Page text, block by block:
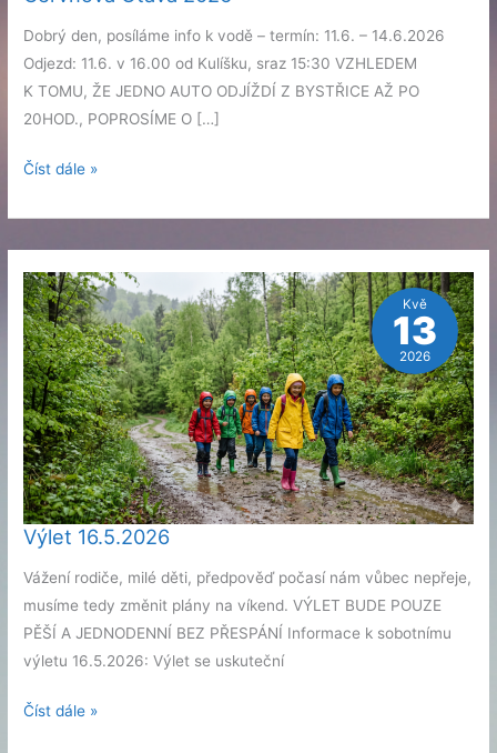
Dobrý den, posíláme info k vodě – termín: 11.6. – 14.6.2026
Odjezd: 11.6. v 16.00 od Kulíšku, sraz 15:30 VZHLEDEM
K TOMU, ŽE JEDNO AUTO ODJÍŽDÍ Z BYSTŘICE AŽ PO
20HOD., POPROSÍME O […]
Červnová
2026
Číst dále »
Výlet 16.5.2026
Vážení rodiče, milé děti, předpověď počasí nám vůbec nepřeje,
musíme tedy změnit plány na víkend. VÝLET BUDE POUZE
PĚŠÍ A JEDNODENNÍ BEZ PŘESPÁNÍ Informace k sobotnímu
výletu 16.5.2026: Výlet se uskuteční
Výlet
Číst dále »
Kvě
13
2026